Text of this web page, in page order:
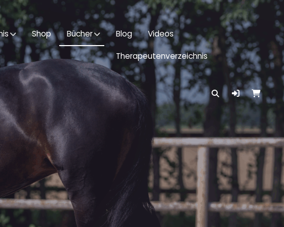
Shop Bücher Blog Videos
Therapeutenverzeichnis